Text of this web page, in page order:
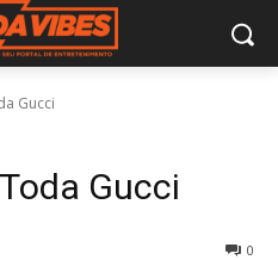
Gucci
Gucci
0